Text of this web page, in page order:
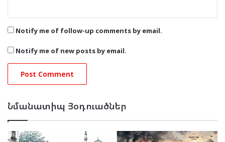
Notify me of follow-up comments by email.
Notify me of new posts by email.
Նմանատիպ Յօդուածներ